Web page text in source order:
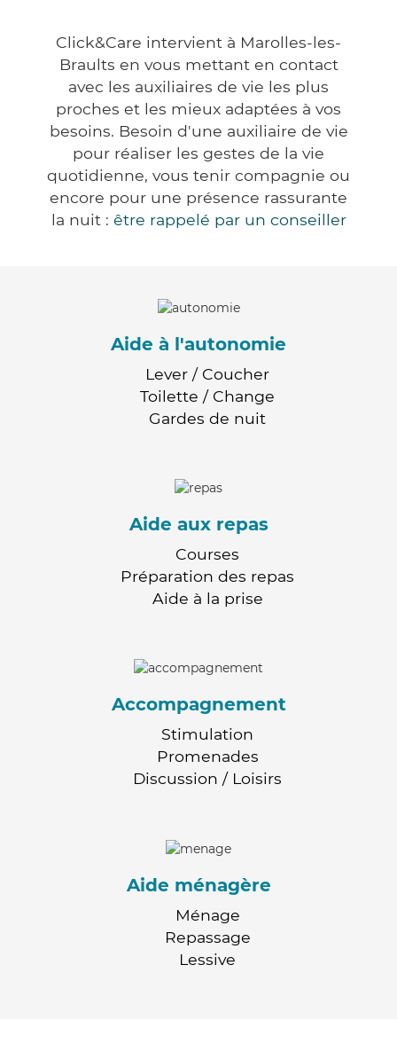
Click&Care intervient à Marolles-les-
Braults en vous mettant en contact
avec les auxiliaires de vie les plus
proches et les mieux adaptées à vos
besoins. Besoin d'une auxiliaire de vie
pour réaliser les gestes de la vie
quotidienne, vous tenir compagnie ou
encore pour une présence rassurante
la nuit : être rappelé par un conseiller
Aide à l'autonomie
Lever / Coucher
Toilette / Change
Gardes de nuit
Aide aux repas
Courses
Préparation des repas
Aide à la prise
Accompagnement
Stimulation
Promenades
Discussion / Loisirs
Aide ménagère
Ménage
Repassage
Lessive